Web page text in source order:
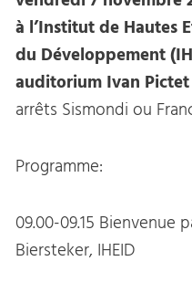
à l’Institut de Hautes
du Développement
auditorium Ivan Pictet
arrêts Sismondi ou
Programme:
09.00-09.15 Bienvenue
Biersteker, IHEID